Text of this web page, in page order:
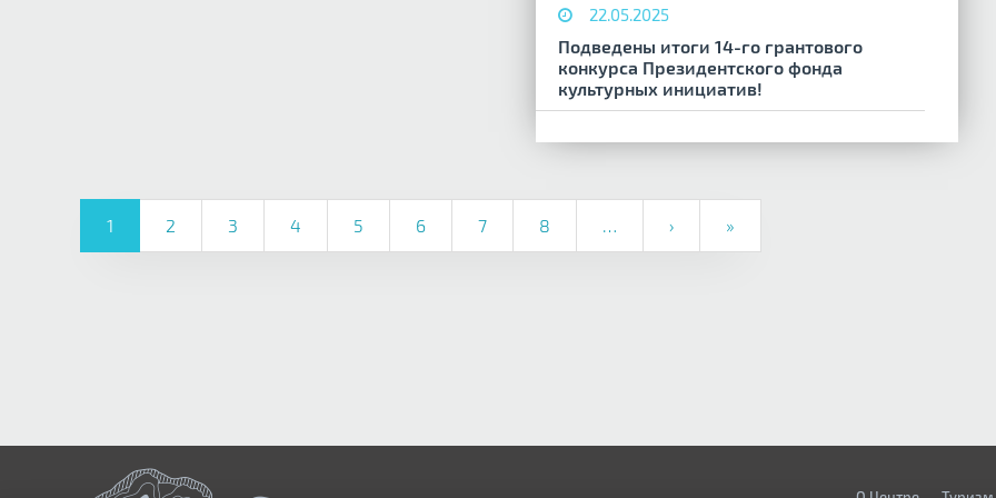
22.05.2025
Подведены итоги 14-го грантового
конкурса Президентского фонда
культурных инициатив!
1 2 3 4 5 6 7 8 … › »